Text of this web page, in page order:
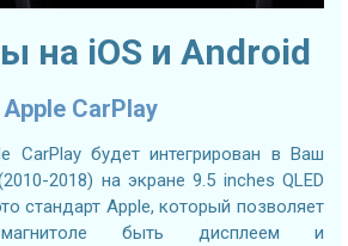
на iOS и Android
Apple CarPlay
CarPlay будет интегрирован в Ваш
2018) на экране 9.5 inches QLED
стандарт Apple, который позволяет
магнитоле быть дисплеем и